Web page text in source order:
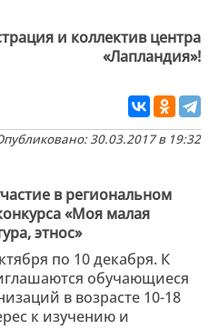
и коллектив центра
«Лапландия»!
30.03.2017 в 19:32
в региональном
«Моя малая
этнос»
по 10 декабря. К
обучающиеся
в возрасте 10-18
к изучению и